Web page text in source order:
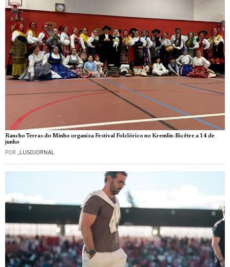
Rancho Terras do Minho organiza Festival Folclórico no Kremlin-Bicêtre a 14 de
junho
POR _LUSOJORNAL